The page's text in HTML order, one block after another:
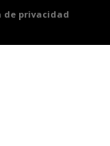
de privacidad